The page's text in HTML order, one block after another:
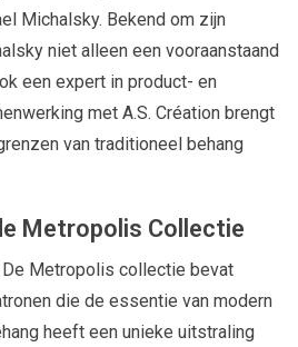
Michalsky. Bekend om zijn
niet alleen een vooraanstaand
een expert in product- en
met A.S. Création brengt
van traditioneel behang
Metropolis Collectie
De Metropolis collectie bevat
die de essentie van modern
heeft een unieke uitstraling